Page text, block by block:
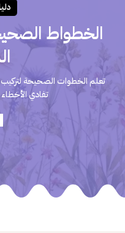
الخطواط
تعلم الخطوات الصحيحة
تفادي